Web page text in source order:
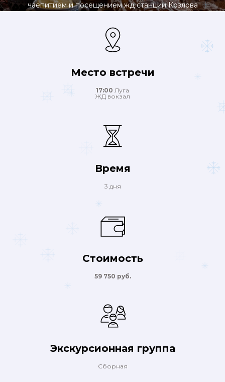
чаепитием и посещением жд станции Козлова
Место встречи
17:00 Луга
ЖД вокзал
Время
3 дня
Стоимость
59 750 руб.
Экскурсионная группа
Сборная